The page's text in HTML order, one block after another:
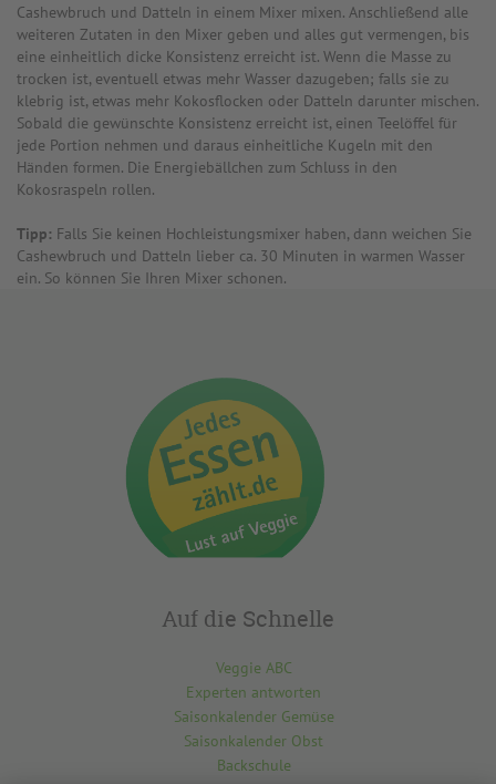
Cashewbruch und Datteln in einem Mixer mixen. Anschließend alle
weiteren Zutaten in den Mixer geben und alles gut vermengen, bis
eine einheitlich dicke Konsistenz erreicht ist. Wenn die Masse zu
trocken ist, eventuell etwas mehr Wasser dazugeben; falls sie zu
klebrig ist, etwas mehr Kokosflocken oder Datteln darunter mischen.
Sobald die gewünschte Konsistenz erreicht ist, einen Teelöffel für
jede Portion nehmen und daraus einheitliche Kugeln mit den
Händen formen. Die Energiebällchen zum Schluss in den
Kokosraspeln rollen.
Tipp: Falls Sie keinen Hochleistungsmixer haben, dann weichen Sie
Cashewbruch und Datteln lieber ca. 30 Minuten in warmen Wasser
ein. So können Sie Ihren Mixer schonen.
Auf die Schnelle
Veggie ABC
Experten antworten
Saisonkalender Gemüse
Saisonkalender Obst
Backschule